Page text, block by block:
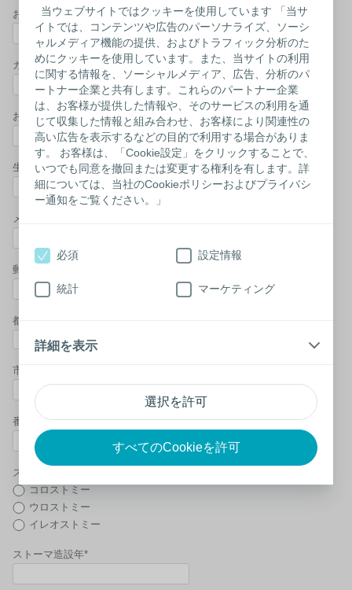
当ウェブサイトではクッキーを使用しています 「当サ
イトでは、コンテンツや広告のパーソナライズ、ソーシ
ャルメディア機能の提供、およびトラフィック分析のた
めにクッキーを使用しています。また、当サイトの利用
に関する情報を、ソーシャルメディア、広告、分析のパ
ートナー企業と共有します。これらのパートナー企業
は、お客様が提供した情報や、そのサービスの利用を通
じて収集した情報と組み合わせ、お客様により関連性の
高い広告を表示するなどの目的で利用する場合がありま
す。 お客様は、「Cookie設定」をクリックすることで、
いつでも同意を撤回または変更する権利を有します。詳
細については、当社のCookieポリシーおよびプライバシ
ー通知をご覧ください。」
選択を許可
すべてのCookieを許可
必須 設定情報
統計 マーケティング
詳細を表示
お名前（名）*
カナ（名）*
お電話番号*
生年月日*
メールアドレス (半角)*
郵便番号*
都道府県*
市区町村*
番地*
ストーマタイプ*
コロストミー
ウロストミー
イレオストミー
ストーマ造設年*